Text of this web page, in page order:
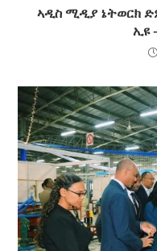
ኣዲስ ሚዲያ ኔትወርክ
ኢዩ